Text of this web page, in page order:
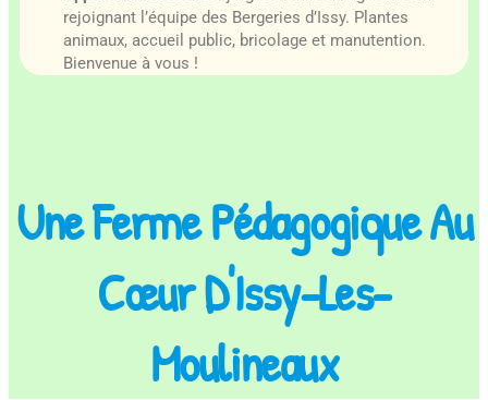
rejoignant l’équipe des Bergeries d’Issy. Plantes
animaux, accueil public, bricolage et manutention.
Bienvenue à vous !
Une Ferme Pédagogique Au
Cœur D'Issy-Les-
Moulineaux